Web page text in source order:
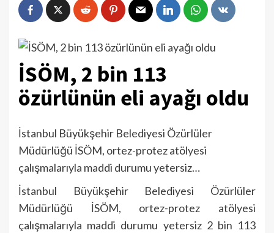
İSÖM, 2 bin 113
özürlünün eli ayağı oldu
İstanbul Büyükşehir Belediyesi Özürlüler
Müdürlüğü İSÖM, ortez-protez atölyesi
çalışmalarıyla maddi durumu yetersiz…
İstanbul Büyükşehir Belediyesi Özürlüler
Müdürlüğü İSÖM, ortez-protez atölyesi
çalışmalarıyla maddi durumu yetersiz 2 bin 113